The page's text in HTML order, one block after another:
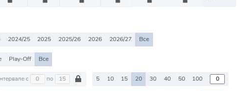
2024/25 2025 2025/26 2026 2026/27 Все
Play-Off Все
На интервале с по 5 10 15 20 30 40 50 100